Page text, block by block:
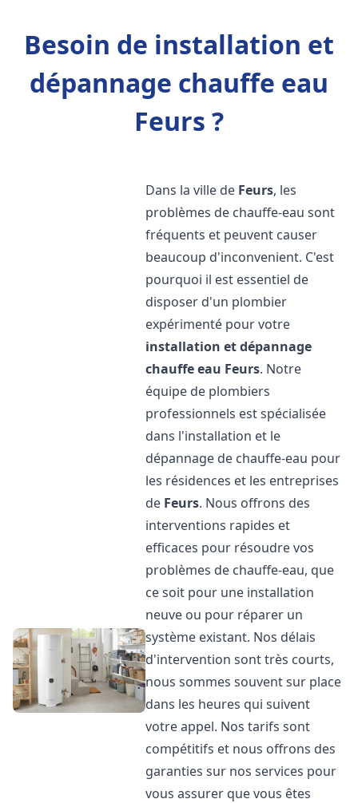
Besoin de installation et
dépannage chauffe eau
Feurs ?
Dans la ville de Feurs, les
problèmes de chauffe-eau sont
fréquents et peuvent causer
beaucoup d'inconvenient. C'est
pourquoi il est essentiel de
disposer d'un plombier
expérimenté pour votre
installation et dépannage
chauffe eau Feurs. Notre
équipe de plombiers
professionnels est spécialisée
dans l'installation et le
dépannage de chauffe-eau pour
les résidences et les entreprises
de Feurs. Nous offrons des
interventions rapides et
efficaces pour résoudre vos
problèmes de chauffe-eau, que
ce soit pour une installation
neuve ou pour réparer un
système existant. Nos délais
d'intervention sont très courts,
nous sommes souvent sur place
dans les heures qui suivent
votre appel. Nos tarifs sont
compétitifs et nous offrons des
garanties sur nos services pour
vous assurer que vous êtes